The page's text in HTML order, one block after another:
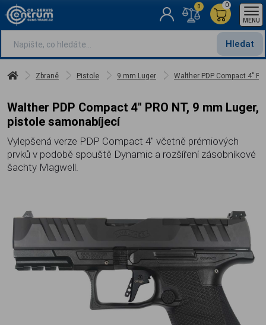
Hledat
0
0
MENU
Zbraně Pistole 9 mm Luger Walther PDP Compact 4"
Walther PDP Compact 4" PRO NT, 9 mm Luger,
pistole samonabíjecí
Vylepšená verze PDP Compact 4" včetně prémiových
prvků v podobě spouště Dynamic a rozšíření zásobníkové
šachty Magwell.